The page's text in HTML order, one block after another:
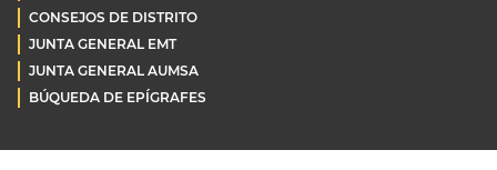
CONSEJOS DE DISTRITO
JUNTA GENERAL EMT
JUNTA GENERAL AUMSA
BÚQUEDA DE EPÍGRAFES